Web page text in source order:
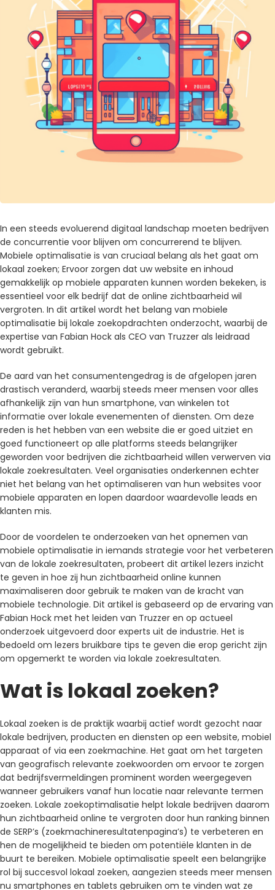
In een steeds evoluerend digitaal landschap moeten bedrijven
de concurrentie voor blijven om concurrerend te blijven.
Mobiele optimalisatie is van cruciaal belang als het gaat om
lokaal zoeken; Ervoor zorgen dat uw website en inhoud
gemakkelijk op mobiele apparaten kunnen worden bekeken, is
essentieel voor elk bedrijf dat de online zichtbaarheid wil
vergroten. In dit artikel wordt het belang van mobiele
optimalisatie bij lokale zoekopdrachten onderzocht, waarbij de
expertise van Fabian Hock als CEO van Truzzer als leidraad
wordt gebruikt.
De aard van het consumentengedrag is de afgelopen jaren
drastisch veranderd, waarbij steeds meer mensen voor alles
afhankelijk zijn van hun smartphone, van winkelen tot
informatie over lokale evenementen of diensten. Om deze
reden is het hebben van een website die er goed uitziet en
goed functioneert op alle platforms steeds belangrijker
geworden voor bedrijven die zichtbaarheid willen verwerven via
lokale zoekresultaten. Veel organisaties onderkennen echter
niet het belang van het optimaliseren van hun websites voor
mobiele apparaten en lopen daardoor waardevolle leads en
klanten mis.
Door de voordelen te onderzoeken van het opnemen van
mobiele optimalisatie in iemands strategie voor het verbeteren
van de lokale zoekresultaten, probeert dit artikel lezers inzicht
te geven in hoe zij hun zichtbaarheid online kunnen
maximaliseren door gebruik te maken van de kracht van
mobiele technologie. Dit artikel is gebaseerd op de ervaring van
Fabian Hock met het leiden van Truzzer en op actueel
onderzoek uitgevoerd door experts uit de industrie. Het is
bedoeld om lezers bruikbare tips te geven die erop gericht zijn
om opgemerkt te worden via lokale zoekresultaten.
Wat is lokaal zoeken?
Lokaal zoeken is de praktijk waarbij actief wordt gezocht naar
lokale bedrijven, producten en diensten op een website, mobiel
apparaat of via een zoekmachine. Het gaat om het targeten
van geografisch relevante zoekwoorden om ervoor te zorgen
dat bedrijfsvermeldingen prominent worden weergegeven
wanneer gebruikers vanaf hun locatie naar relevante termen
zoeken. Lokale zoekoptimalisatie helpt lokale bedrijven daarom
hun zichtbaarheid online te vergroten door hun ranking binnen
de SERP’s (zoekmachineresultatenpagina’s) te verbeteren en
hen de mogelijkheid te bieden om potentiële klanten in de
buurt te bereiken. Mobiele optimalisatie speelt een belangrijke
rol bij succesvol lokaal zoeken, aangezien steeds meer mensen
nu smartphones en tablets gebruiken om te vinden wat ze